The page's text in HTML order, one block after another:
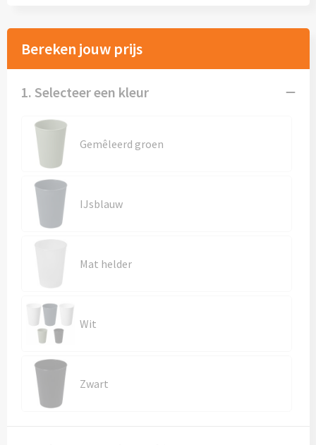
Milieuvriendelijke mokken
NIEUWE mokken
Kunststof bekers
Relatiegeschenken
Sets en Servies
Snel mokken
Warme en Koude dranken
Bereken jouw prijs
1. Selecteer een kleur
Gemêleerd groen
IJsblauw
Mat helder
Wit
Zwart